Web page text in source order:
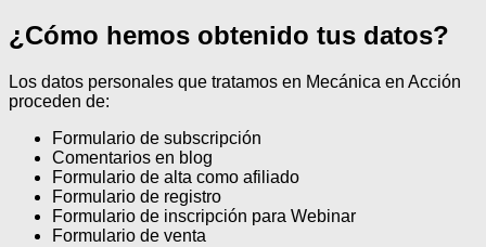
¿Cómo hemos obtenido tus datos?
Los datos personales que tratamos en Mecánica en Acción
proceden de:
Formulario de subscripción
Comentarios en blog
Formulario de alta como afiliado
Formulario de registro
Formulario de inscripción para Webinar
Formulario de venta